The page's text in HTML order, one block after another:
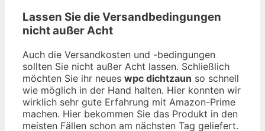
Lassen Sie die Versandbedingungen
nicht außer Acht
Auch die Versandkosten und -bedingungen
sollten Sie nicht außer Acht lassen. Schließlich
möchten Sie ihr neues wpc dichtzaun so schnell
wie möglich in der Hand halten. Hier konnten wir
wirklich sehr gute Erfahrung mit Amazon-Prime
machen. Hier bekommen Sie das Produkt in den
meisten Fällen schon am nächsten Tag geliefert.